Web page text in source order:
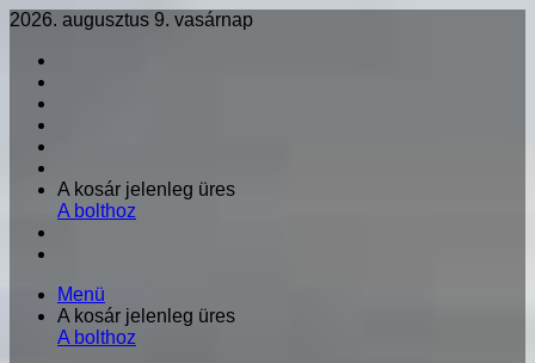
2026. augusztus 9. vasárnap
Kosár
megtekintése
A kosár jelenleg üres
A bolthoz
Menü
Kosár
megtekintése
A kosár jelenleg üres
A bolthoz